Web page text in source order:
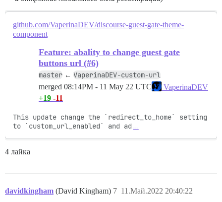
github.com/VaperinaDEV/discourse-guest-gate-theme-
component
Feature: abality to change guest gate
buttons url (#6)
master ← VaperinaDEV-custom-url
merged 08:14PM - 11 May 22 UTC
VaperinaDEV
+19 -11
This update change the `redirect_to_home` setting
to `custom_url_enabled` and ad …
4 лайка
davidkingham (David Kingham) 11.Май.2022 20:40:22
7